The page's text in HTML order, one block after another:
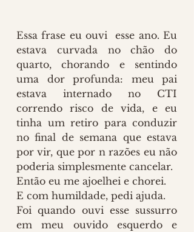
Essa frase eu ouvi  esse ano. Eu
estava curvada no chão do
quarto, chorando e sentindo
uma dor profunda: meu pai
estava internado no CTI
correndo risco de vida, e eu
tinha um retiro para conduzir
no final de semana que estava
por vir, que por n razões eu não
poderia simplesmente cancelar.
Então eu me ajoelhei e chorei.
E com humildade, pedi ajuda.
Foi quando ouvi esse sussurro
em meu ouvido esquerdo e